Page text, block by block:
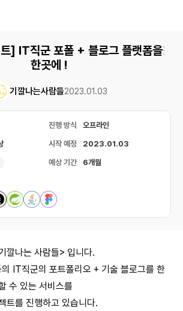
] IT직군 포폴 + 블로그 플랫폼을
한곳에 !
기깔나는사람들2023.01.03
진행 방식 오프라인
시작 예정 2023.01.03
예상 기간 6개월
깔나는 사람들> 입니다.
IT직군의 포트폴리오 + 기술 블로그를 한
수 있는 서비스를
트를 진행하고 있습니다.